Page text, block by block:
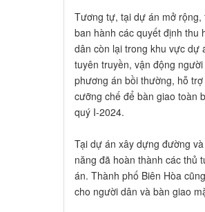
Tương tự, tại dự án mở rộng,
ban hành các quyết định thu
dân còn lại trong khu vực dự
tuyên truyền, vận động
phương án bồi thường, hỗ
cưỡng chế để bàn giao toàn
quý I-2024.
Tại dự án xây dựng đường
năng đã hoàn thành các thủ
án. Thành phố Biên Hòa
cho người dân và bàn giao